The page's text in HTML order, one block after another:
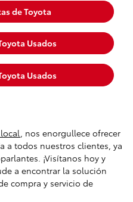
de Toyota
Usados
Usados
, nos enorgullece ofrecer
a todos nuestros clientes, ya
¡Visítanos hoy y
a encontrar la solución
compra y servicio de